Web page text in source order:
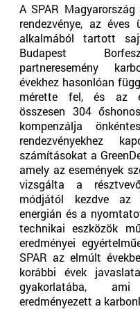
A SPAR
rendezvénye, az éves
alkalmából tartott
Budapest
partneresemény
évekhez hasonlóan
mérette fel, és az
összesen 304
kompenzálja
rendezvényekhez
számításokat a
amely az események
vizsgálta a
módjától kezdve az
energián és a
technikai eszközök
eredményei
SPAR az elmúlt
korábbi évek
gyakorlatába,
eredményezett a